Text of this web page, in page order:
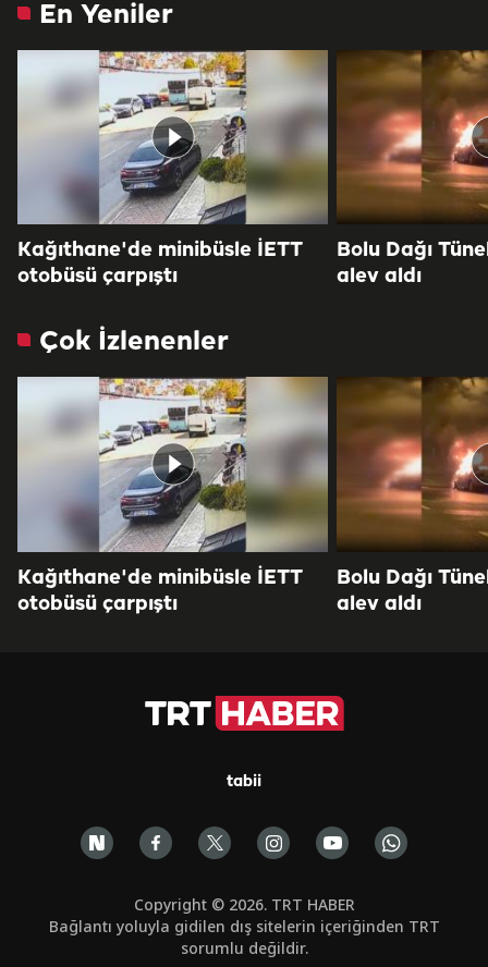
En Yeniler
Kağıthane'de minibüsle İETT
otobüsü çarpıştı
Bolu Dağı
alev aldı
Çok İzlenenler
Kağıthane'de minibüsle İETT
otobüsü çarpıştı
Bolu Dağı
alev aldı
tabii
Copyright © 2026. TRT HABER
Bağlantı yoluyla gidilen dış sitelerin içeriğinden TRT
sorumlu değildir.